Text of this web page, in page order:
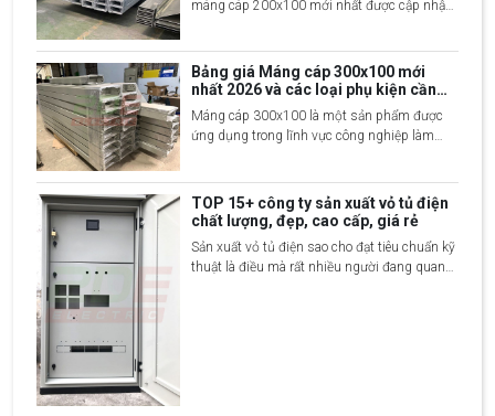
máng cáp 200x100 mới nhất được cập nhật
Bảng giá Máng cáp 300x100 mới
nhất 2026 và các loại phụ kiện cần
thiết
Máng cáp 300x100 là một sản phẩm được
ứng dụng trong lĩnh vực công nghiệp làm
từ nhiều vật liệu và có giá thành khác nhau.
Bài viết sau hãy cùng 2DE Việt Nam khám
TOP 15+ công ty sản xuất vỏ tủ điện
chất lượng, đẹp, cao cấp, giá rẻ
Sản xuất vỏ tủ điện sao cho đạt tiêu chuẩn kỹ
thuật là điều mà rất nhiều người đang quan